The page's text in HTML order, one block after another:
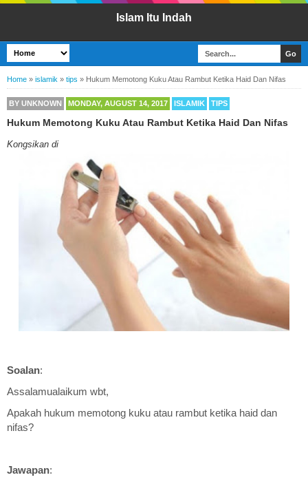
Islam Itu Indah
Home » islamik » tips » Hukum Memotong Kuku Atau Rambut Ketika Haid Dan Nifas
BY UNKNOWN MONDAY, AUGUST 14, 2017 ISLAMIK TIPS
Hukum Memotong Kuku Atau Rambut Ketika Haid Dan Nifas
Kongsikan di
Soalan:
Assalamualaikum wbt,
Apakah hukum memotong kuku atau rambut ketika haid dan
nifas?
Jawapan: